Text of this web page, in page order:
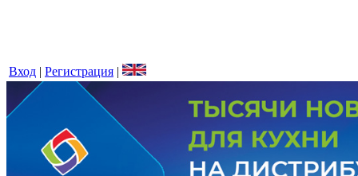
Вход | Регистрация |